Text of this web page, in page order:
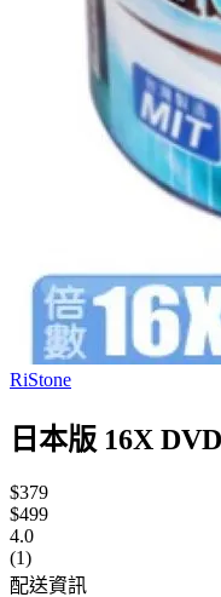
RiStone
日本版 16X
$379
$499
4.0
(1)
配送資訊